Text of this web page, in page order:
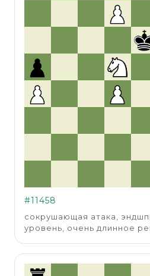
#11458
сокрушающая атака,
уровень, очень длинное